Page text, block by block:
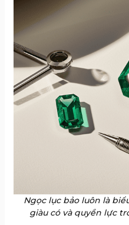
Ngọc lục bảo luôn là
giàu có và quyền lực